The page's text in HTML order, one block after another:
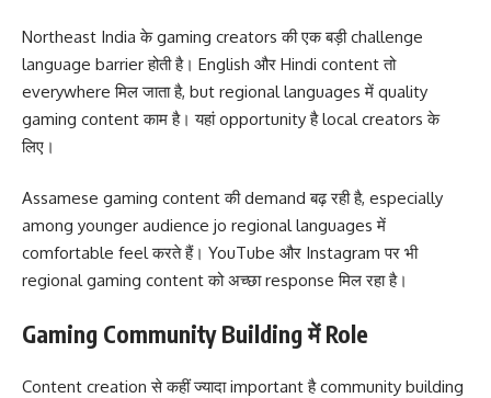
Northeast India के gaming creators की एक बड़ी challenge
language barrier होती है। English और Hindi content तो
everywhere मिल जाता है, but regional languages में quality
gaming content काम है। यहां opportunity है local creators के
लिए।
Assamese gaming content की demand बढ़ रही है, especially
among younger audience jo regional languages में
comfortable feel करते हैं। YouTube और Instagram पर भी
regional gaming content को अच्छा response मिल रहा है।
Gaming Community Building में Role
Content creation से कहीं ज्यादा important है community building